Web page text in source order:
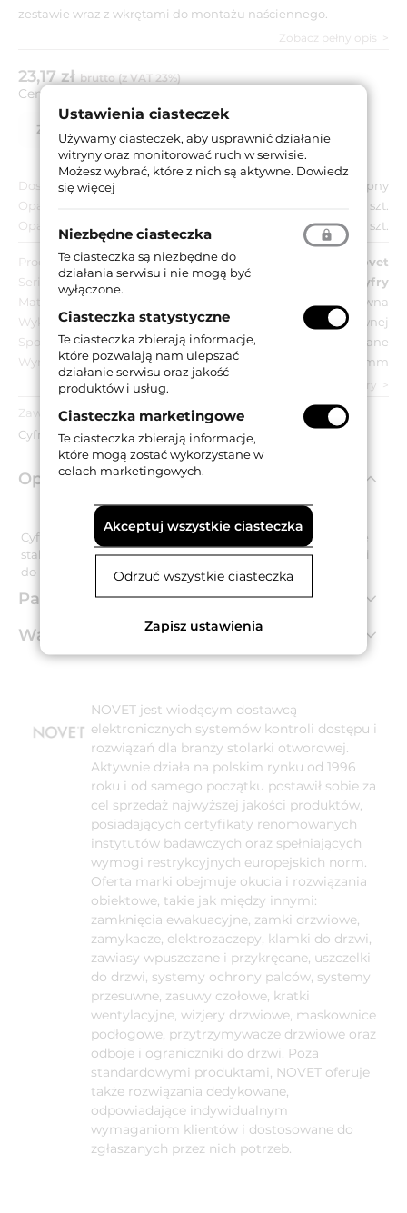
zestawie wraz z wkrętami do montażu naściennego.
Zobacz pełny opis
23,17 złbrutto (z VAT 23%)
Cena za:
Zapytaj o produkt
Dostępność:
Dostępny
Opakowanie jednostkowe:
1 szt.
Opakowanie zbiorcze:
10 szt.
Producent:
Novet
Seria:
Cyfry
Materiał:
Stal nierdzewna
Wykończenie:
Kolor stali nierdzewnej
Sposób montażu:
Przyklejane
Wymiar:
155 mm
zobacz wszystkie parametry
Zawartość opakowania:
Cyfra, wkręty montażowe.
Opis produktu
Cyfra "2" o wysokości 155 mm i grubości 2 mm wykonana ze
stali nierdzewnej. Dostarczana w zestawie wraz z wkrętami
do montażu naściennego.
Parametry techniczne
Warianty produktu
NOVET jest wiodącym dostawcą
elektronicznych systemów kontroli dostępu i
rozwiązań dla branży stolarki otworowej.
Aktywnie działa na polskim rynku od 1996
roku i od samego początku postawił sobie za
cel sprzedaż najwyższej jakości produktów,
posiadających certyfikaty renomowanych
instytutów badawczych oraz spełniających
wymogi restrykcyjnych europejskich norm.
Oferta marki obejmuje okucia i rozwiązania
obiektowe, takie jak między innymi:
zamknięcia ewakuacyjne, zamki drzwiowe,
zamykacze, elektrozaczepy, klamki do drzwi,
zawiasy wpuszczane i przykręcane, uszczelki
do drzwi, systemy ochrony palców, systemy
przesuwne, zasuwy czołowe, kratki
wentylacyjne, wizjery drzwiowe, maskownice
podłogowe, przytrzymywacze drzwiowe oraz
odboje i ograniczniki do drzwi. Poza
standardowymi produktami, NOVET oferuje
także rozwiązania dedykowane,
odpowiadające indywidualnym
wymaganiom klientów i dostosowane do
zgłaszanych przez nich potrzeb.
Ustawienia ciasteczek
Używamy ciasteczek, aby usprawnić działanie
witryny oraz monitorować ruch w serwisie.
Możesz wybrać, które z nich są aktywne. Dowiedz
się więcej
Niezbędne ciasteczka
Te ciasteczka są niezbędne do
działania serwisu i nie mogą być
wyłączone.
Ciasteczka statystyczne
Te ciasteczka zbierają informacje,
które pozwalają nam ulepszać
działanie serwisu oraz jakość
produktów i usług.
Ciasteczka marketingowe
Te ciasteczka zbierają informacje,
które mogą zostać wykorzystane w
celach marketingowych.
Akceptuj wszystkie ciasteczka
Odrzuć wszystkie ciasteczka
Zapisz ustawienia